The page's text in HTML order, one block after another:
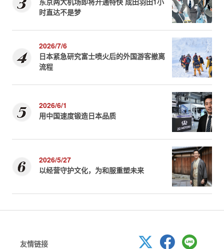
时直达不是梦
2026/7/6
日本紧急研究富士喷火后的外国游客撤离
流程
2026/6/1
用中国速度锻造日本品质
2026/5/27
以经营守护文化，为和服重塑未来
友情链接